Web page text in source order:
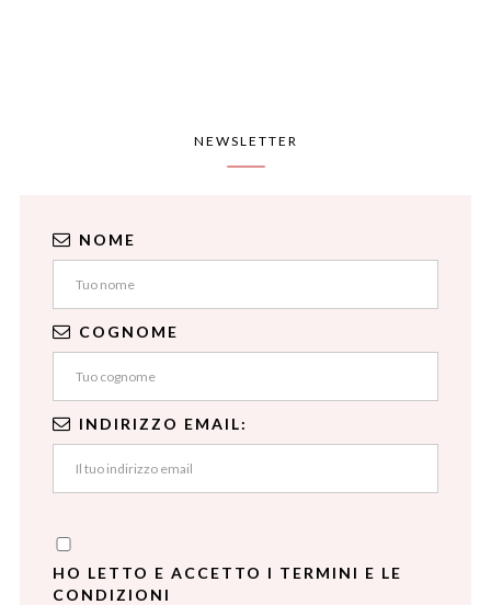
NEWSLETTER
NOME
COGNOME
INDIRIZZO EMAIL:
HO LETTO E ACCETTO I TERMINI E LE
CONDIZIONI